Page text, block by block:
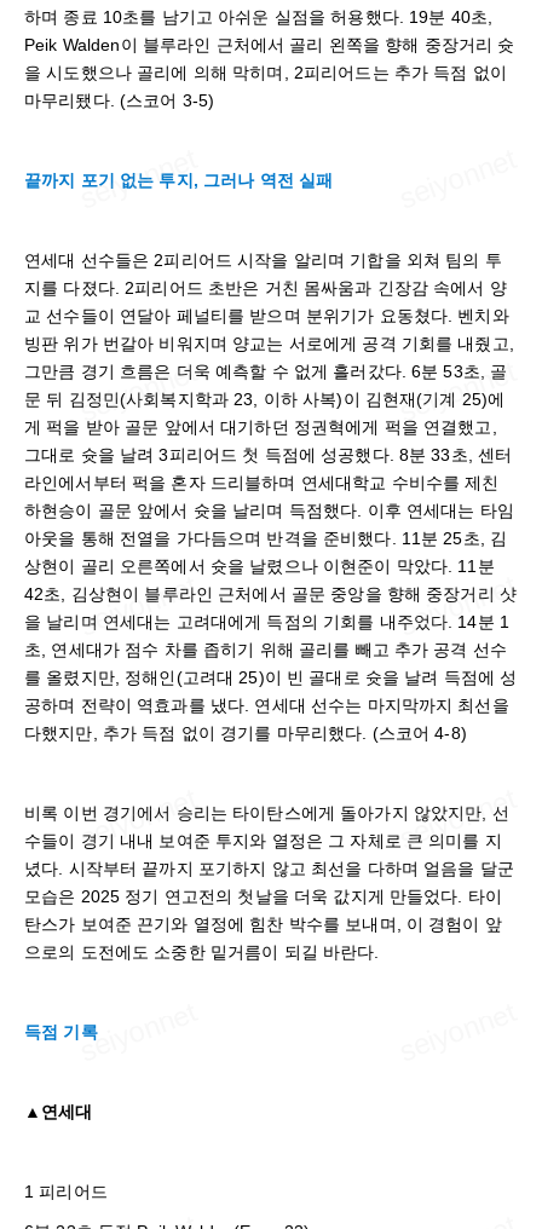
하며 종료 10초를 남기고 아쉬운 실점을 허용했다. 19분 40초,
Peik Walden이 블루라인 근처에서 골리 왼쪽을 향해 중장거리 슛
을 시도했으나 골리에 의해 막히며, 2피리어드는 추가 득점 없이
마무리됐다. (스코어 3-5)
끝까지 포기 없는 투지, 그러나 역전 실패
연세대 선수들은 2피리어드 시작을 알리며 기합을 외쳐 팀의 투
지를 다졌다. 2피리어드 초반은 거친 몸싸움과 긴장감 속에서 양
교 선수들이 연달아 페널티를 받으며 분위기가 요동쳤다. 벤치와
빙판 위가 번갈아 비워지며 양교는 서로에게 공격 기회를 내줬고,
그만큼 경기 흐름은 더욱 예측할 수 없게 흘러갔다. 6분 53초, 골
문 뒤 김정민(사회복지학과 23, 이하 사복)이 김현재(기계 25)에
게 퍽을 받아 골문 앞에서 대기하던 정권혁에게 퍽을 연결했고,
그대로 슛을 날려 3피리어드 첫 득점에 성공했다. 8분 33초, 센터
라인에서부터 퍽을 혼자 드리블하며 연세대학교 수비수를 제친
하현승이 골문 앞에서 슛을 날리며 득점했다. 이후 연세대는 타임
아웃을 통해 전열을 가다듬으며 반격을 준비했다. 11분 25초, 김
상현이 골리 오른쪽에서 슛을 날렸으나 이현준이 막았다. 11분
42초, 김상현이 블루라인 근처에서 골문 중앙을 향해 중장거리 샷
을 날리며 연세대는 고려대에게 득점의 기회를 내주었다. 14분 1
초, 연세대가 점수 차를 좁히기 위해 골리를 빼고 추가 공격 선수
를 올렸지만, 정해인(고려대 25)이 빈 골대로 슛을 날려 득점에 성
공하며 전략이 역효과를 냈다. 연세대 선수는 마지막까지 최선을
다했지만, 추가 득점 없이 경기를 마무리했다. (스코어 4-8)
비록 이번 경기에서 승리는 타이탄스에게 돌아가지 않았지만, 선
수들이 경기 내내 보여준 투지와 열정은 그 자체로 큰 의미를 지
녔다. 시작부터 끝까지 포기하지 않고 최선을 다하며 얼음을 달군
모습은 2025 정기 연고전의 첫날을 더욱 값지게 만들었다. 타이
탄스가 보여준 끈기와 열정에 힘찬 박수를 보내며, 이 경험이 앞
으로의 도전에도 소중한 밑거름이 되길 바란다.
득점 기록
▲연세대
1 피리어드